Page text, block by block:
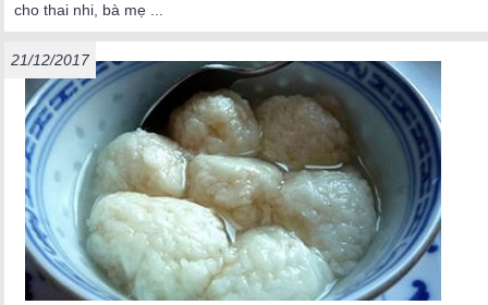
cho thai nhi, bà mẹ ...
21/12/2017